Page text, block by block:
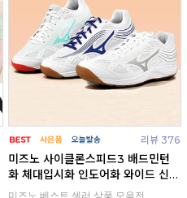
리뷰 376
미즈노 사이클론스피드3 배드민턴
화 체대입시화 인도어화 와이드 신
발
미즈노 베스트 셀러 상품 모음전